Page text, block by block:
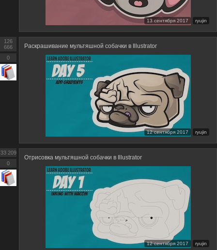
13 сентября 2017 ryujin
Раскрашивание мультяшной собачки в Illustrator
12 сентября 2017 ryujin
126
666
0
Отрисовка мультяшной собачки в Illustrator
12 сентября 2017 ryujin
33 209
0